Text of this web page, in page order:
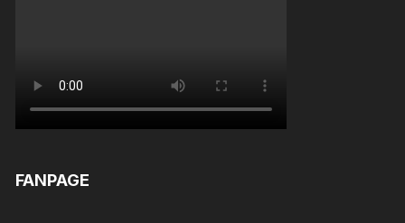
FANPAGE